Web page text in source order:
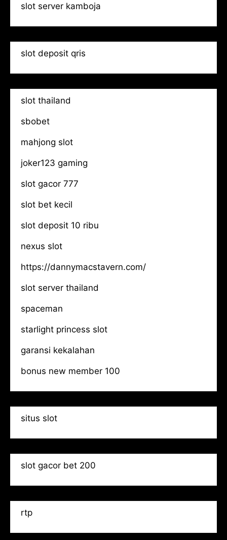
slot server kamboja
slot deposit qris
slot thailand
sbobet
mahjong slot
joker123 gaming
slot gacor 777
slot bet kecil
slot deposit 10 ribu
nexus slot
https://dannymacstavern.com/
slot server thailand
spaceman
starlight princess slot
garansi kekalahan
bonus new member 100
situs slot
slot gacor bet 200
rtp